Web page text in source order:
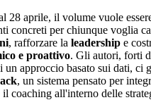
28 aprile, il volume vuole
concreti per chiunque voglia
, rafforzare la leadership e
e proattivo. Gli autori, forti
un approccio basato sui dati, ci
, un sistema pensato per
coaching all'interno delle